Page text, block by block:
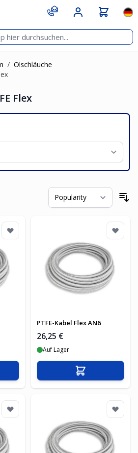
/ Ölschläuche
Flex
PTFE-Kabel Flex AN6
26,25 €
Auf Lager
In den